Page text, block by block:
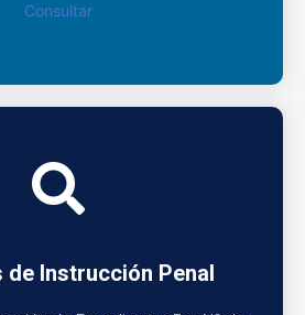
Consultar
de Instrucción Penal